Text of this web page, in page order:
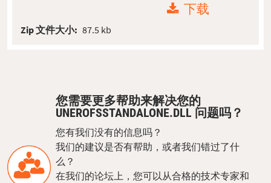
下载
Zip 文件大小: 87.5 kb
您需要更多帮助来解决您的
UNEROFSSTANDALONE.DLL 问题吗？
您有我们没有的信息吗？
我们的建议是否有帮助，或者我们错过了什
么？
在我们的论坛上，您可以从合格的技术专家和